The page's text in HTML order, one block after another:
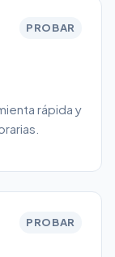
PROBAR
rápida y
PROBAR